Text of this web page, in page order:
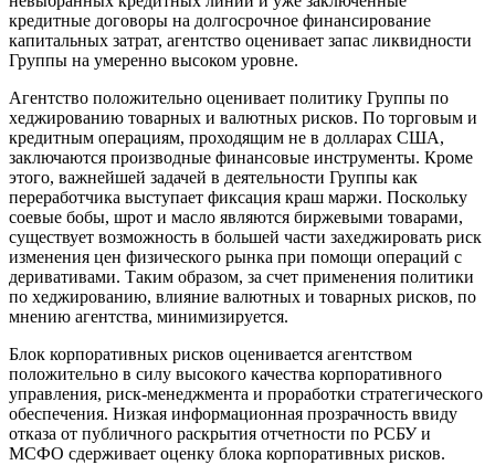
кредитные договоры на долгосрочное финансирование
капитальных затрат, агентство оценивает запас ликвидности
Группы на умеренно высоком уровне.
Агентство положительно оценивает политику Группы по
хеджированию товарных и валютных рисков. По торговым и
кредитным операциям, проходящим не в долларах США,
заключаются производные финансовые инструменты. Кроме
этого, важнейшей задачей в деятельности Группы как
переработчика выступает фиксация краш маржи. Поскольку
соевые бобы, шрот и масло являются биржевыми товарами,
существует возможность в большей части захеджировать риск
изменения цен физического рынка при помощи операций с
деривативами. Таким образом, за счет применения политики
по хеджированию, влияние валютных и товарных рисков, по
мнению агентства, минимизируется.
Блок корпоративных рисков оценивается агентством
положительно в силу высокого качества корпоративного
управления, риск-менеджмента и проработки стратегического
обеспечения. Низкая информационная прозрачность ввиду
отказа от публичного раскрытия отчетности по РСБУ и
МСФО сдерживает оценку блока корпоративных рисков.